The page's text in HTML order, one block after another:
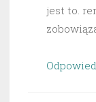
jest to.